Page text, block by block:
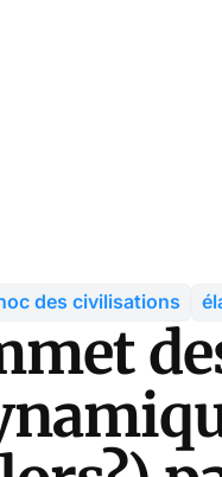
des civilisations